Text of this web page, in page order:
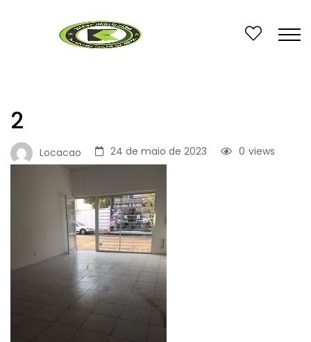
2
Locacao 24 de maio de 2023 views
0